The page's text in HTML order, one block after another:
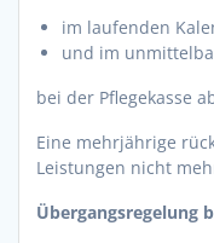
im laufenden
und im
bei der Pflegekasse
Eine mehrjährige
Leistungen nicht
Übergangsregelung